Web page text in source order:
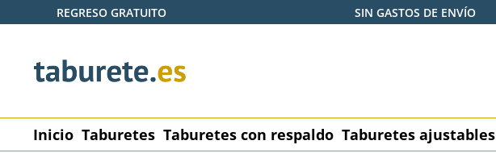
al contenido principal
Saltar a la búsqueda
Saltar a la navegación principal
REGRESO GRATUITO SIN GASTOS DE ENVÍO
Inicio Taburetes Taburetes con respaldo Taburetes ajustables